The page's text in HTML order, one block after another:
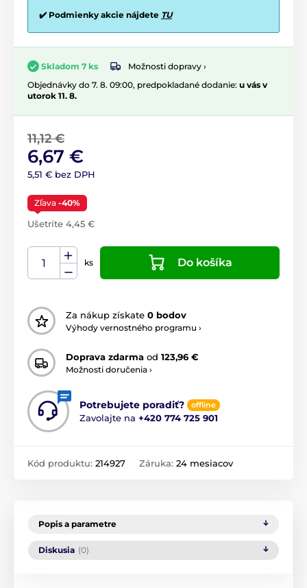
✔️ Podmienky akcie nájdete TU
Skladom 7 ks
Možnosti dopravy ›
Objednávky do 7. 8. 09:00, predpokladané dodanie: u vás v
utorok 11. 8.
11,12 €
6,67 €
5,51 € bez DPH
Zľava -40%
Ušetríte 4,45 €
ks Do košíka
Za nákup získate 0 bodov
Výhody vernostného programu ›
Doprava zdarma od 123,96 €
Možnosti doručenia ›
Potrebujete poradiť? offline
Zavolajte na +420 774 725 901
Kód produktu: 214927 Záruka: 24 mesiacov
Popis a parametre
Diskusia (0)